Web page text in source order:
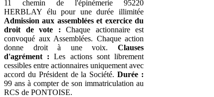
11 chemin de l'épinémerie 95220
HERBLAY élu pour une durée illimitée
Admission aux assemblées et exercice du
droit de vote : Chaque actionnaire est
convoqué aux Assemblées. Chaque action
donne droit à une voix. Clauses
d'agrément : Les actions sont librement
cessibles entre actionnaires uniquement avec
accord du Président de la Société.Durée :
99 ans à compter de son immatriculation au
RCS de PONTOISE.